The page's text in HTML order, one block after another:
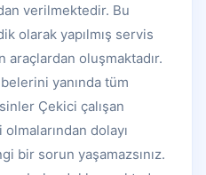
verilmektedir. Bu
olarak yapılmış servis
araçlardan oluşmaktadır.
yanında tüm
Çekici çalışan
dolayı
bir sorun yaşamazsınız.